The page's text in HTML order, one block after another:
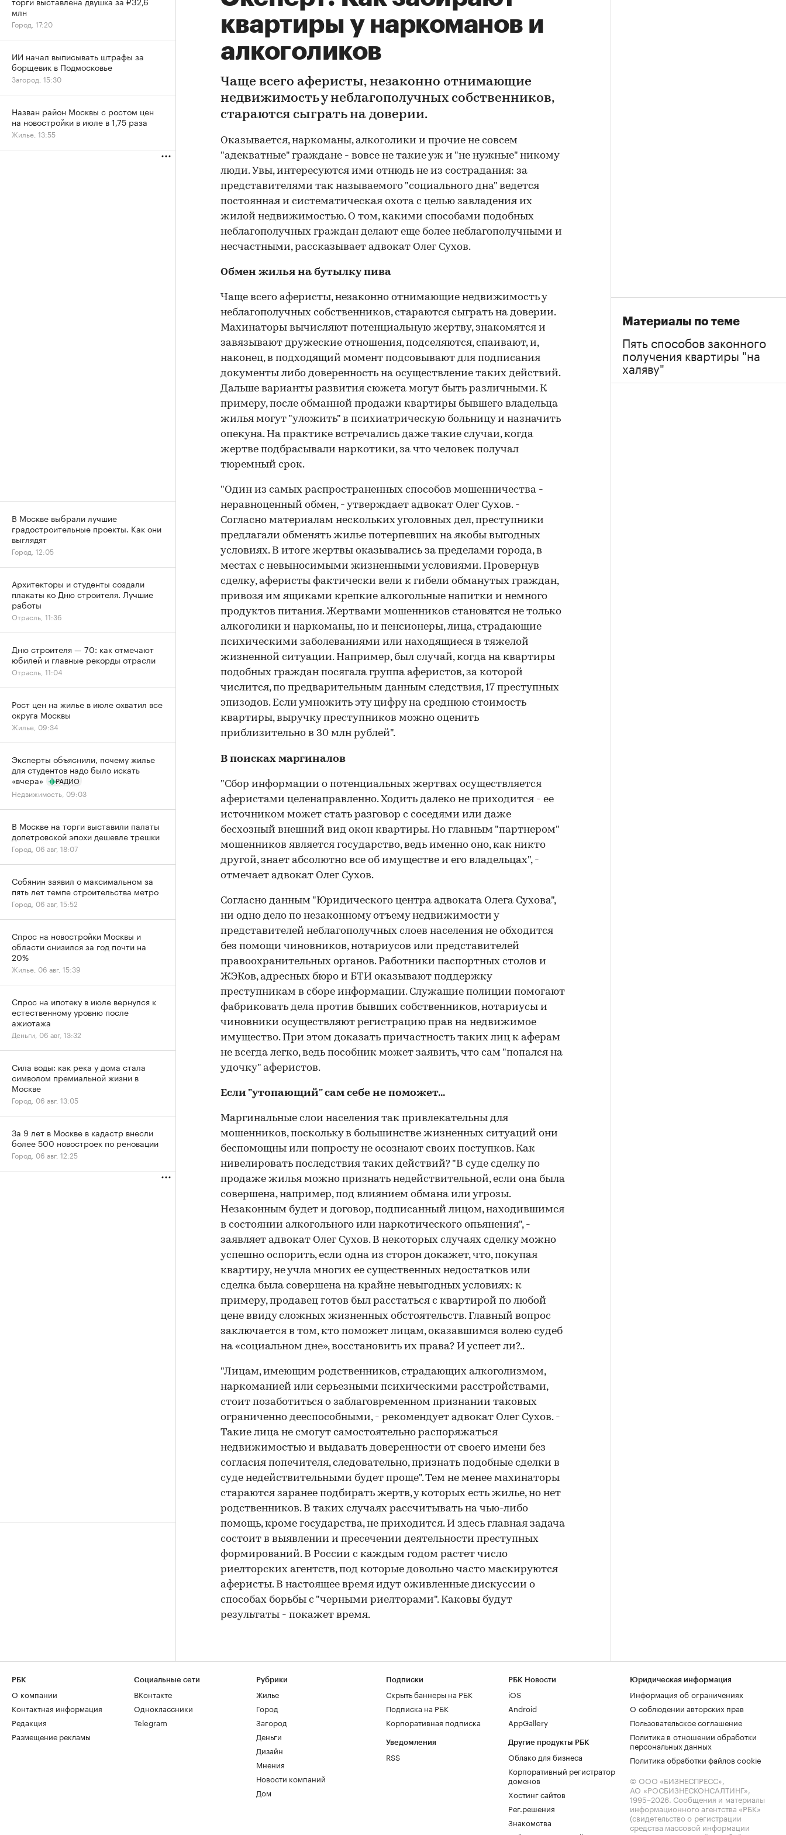
квартиры у наркоманов и
алкоголиков
Чаще всего аферисты, незаконно отнимающие
недвижимость у неблагополучных собственников,
стараются сыграть на доверии.
Оказывается, наркоманы, алкоголики и прочие не совсем
"адекватные" граждане - вовсе не такие уж и "не нужные" никому
люди. Увы, интересуются ими отнюдь не из сострадания: за
представителями так называемого "социального дна" ведется
постоянная и систематическая охота с целью завладения их
жилой недвижимостью. О том, какими способами подобных
неблагополучных граждан делают еще более неблагополучными и
несчастными, рассказывает адвокат Олег Сухов.
Обмен жилья на бутылку пива
Чаще всего аферисты, незаконно отнимающие недвижимость у
неблагополучных собственников, стараются сыграть на доверии.
Махинаторы вычисляют потенциальную жертву, знакомятся и
завязывают дружеские отношения, подселяются, спаивают, и,
наконец, в подходящий момент подсовывают для подписания
документы либо доверенность на осуществление таких действий.
Дальше варианты развития сюжета могут быть различными. К
примеру, после обманной продажи квартиры бывшего владельца
жилья могут "уложить" в психиатрическую больницу и назначить
опекуна. На практике встречались даже такие случаи, когда
жертве подбрасывали наркотики, за что человек получал
тюремный срок.
"Один из самых распространенных способов мошенничества -
неравноценный обмен, - утверждает адвокат Олег Сухов. -
Согласно материалам нескольких уголовных дел, преступники
предлагали обменять жилье потерпевших на якобы выгодных
условиях. В итоге жертвы оказывались за пределами города, в
местах с невыносимыми жизненными условиями. Провернув
сделку, аферисты фактически вели к гибели обманутых граждан,
привозя им ящиками крепкие алкогольные напитки и немного
продуктов питания. Жертвами мошенников становятся не только
алкоголики и наркоманы, но и пенсионеры, лица, страдающие
психическими заболеваниями или находящиеся в тяжелой
жизненной ситуации. Например, был случай, когда на квартиры
подобных граждан посягала группа аферистов, за которой
числится, по предварительным данным следствия, 17 преступных
эпизодов. Если умножить эту цифру на среднюю стоимость
квартиры, выручку преступников можно оценить
приблизительно в 30 млн рублей".
В поисках маргиналов
"Сбор информации о потенциальных жертвах осуществляется
аферистами целенаправленно. Ходить далеко не приходится - ее
источником может стать разговор с соседями или даже
бесхозный внешний вид окон квартиры. Но главным "партнером"
мошенников является государство, ведь именно оно, как никто
другой, знает абсолютно все об имуществе и его владельцах", -
отмечает адвокат Олег Сухов.
Согласно данным "Юридического центра адвоката Олега Сухова",
ни одно дело по незаконному отъему недвижимости у
представителей неблагополучных слоев населения не обходится
без помощи чиновников, нотариусов или представителей
правоохранительных органов. Работники паспортных столов и
ЖЭКов, адресных бюро и БТИ оказывают поддержку
преступникам в сборе информации. Служащие полиции помогают
фабриковать дела против бывших собственников, нотариусы и
чиновники осуществляют регистрацию прав на недвижимое
имущество. При этом доказать причастность таких лиц к аферам
не всегда легко, ведь пособник может заявить, что сам "попался на
удочку" аферистов.
Если "утопающий" сам себе не поможет...
Маргинальные слои населения так привлекательны для
мошенников, поскольку в большинстве жизненных ситуаций они
беспомощны или попросту не осознают своих поступков. Как
нивелировать последствия таких действий? "В суде сделку по
продаже жилья можно признать недействительной, если она была
совершена, например, под влиянием обмана или угрозы.
Незаконным будет и договор, подписанный лицом, находившимся
в состоянии алкогольного или наркотического опьянения", -
заявляет адвокат Олег Сухов. В некоторых случаях сделку можно
успешно оспорить, если одна из сторон докажет, что, покупая
квартиру, не учла многих ее существенных недостатков или
сделка была совершена на крайне невыгодных условиях: к
примеру, продавец готов был расстаться с квартирой по любой
цене ввиду сложных жизненных обстоятельств. Главный вопрос
заключается в том, кто поможет лицам, оказавшимся волею судеб
на «социальном дне», восстановить их права? И успеет ли?..
"Лицам, имеющим родственников, страдающих алкоголизмом,
наркоманией или серьезными психическими расстройствами,
стоит позаботиться о заблаговременном признании таковых
ограниченно дееспособными, - рекомендует адвокат Олег Сухов. -
Такие лица не смогут самостоятельно распоряжаться
недвижимостью и выдавать доверенности от своего имени без
согласия попечителя, следовательно, признать подобные сделки в
суде недействительными будет проще". Тем не менее махинаторы
стараются заранее подбирать жертв, у которых есть жилье, но нет
родственников. В таких случаях рассчитывать на чью-либо
помощь, кроме государства, не приходится. И здесь главная задача
состоит в выявлении и пресечении деятельности преступных
формирований. В России с каждым годом растет число
риелторских агентств, под которые довольно часто маскируются
аферисты. В настоящее время идут оживленные дискуссии о
способах борьбы с "черными риелторами". Каковы будут
результаты - покажет время.
Материалы по теме
Пять способов законного
получения квартиры "на
халяву"
млн
Город, 17:20
ИИ начал выписывать штрафы за
борщевик в Подмосковье
Загород, 15:30
Назван район Москвы с ростом цен
на новостройки в июле в 1,75 раза
Жилье, 13:55
В Москве выбрали лучшие
градостроительные проекты. Как они
выглядят
Город, 12:05
Архитекторы и студенты создали
плакаты ко Дню строителя. Лучшие
работы
Отрасль, 11:36
Дню строителя — 70: как отмечают
юбилей и главные рекорды отрасли
Отрасль, 11:04
Рост цен на жилье в июле охватил все
округа Москвы
Жилье, 09:34
Эксперты объяснили, почему жилье
для студентов надо было искать
«вчера»
РАДИО
Недвижимость, 09:03
В Москве на торги выставили палаты
допетровской эпохи дешевле трешки
Город, 06 авг, 18:07
Собянин заявил о максимальном за
пять лет темпе строительства метро
Город, 06 авг, 15:52
Спрос на новостройки Москвы и
области снизился за год почти на
20%
Жилье, 06 авг, 15:39
Спрос на ипотеку в июле вернулся к
естественному уровню после
ажиотажа
Деньги, 06 авг, 13:32
Сила воды: как река у дома стала
символом премиальной жизни в
Москве
Город, 06 авг, 13:05
За 9 лет в Москве в кадастр внесли
более 500 новостроек по реновации
Город, 06 авг, 12:25
РБК
О компании
Контактная информация
Редакция
Размещение рекламы
Социальные сети
ВКонтакте
Одноклассники
Telegram
Рубрики
Жилье
Город
Загород
Деньги
Дизайн
Мнения
Новости компаний
Дом
Подписки
Скрыть баннеры на РБК
Подписка на РБК
Корпоративная подписка
Уведомления
RSS
РБК Новости
iOS
Android
AppGallery
Другие продукты РБК
Облако для бизнеса
Корпоративный регистратор
доменов
Хостинг сайтов
Рег.решения
Знакомства
Юридическая информация
Информация об ограничениях
О соблюдении авторских прав
Пользовательское соглашение
Политика в отношении обработки
персональных данных
Политика обработки файлов cookie
© ООО «БИЗНЕСПРЕСС»,
АО «РОСБИЗНЕСКОНСАЛТИНГ»,
1995–2026. Сообщения и материалы
информационного агентства «РБК»
(свидетельство о регистрации
средства массовой информации